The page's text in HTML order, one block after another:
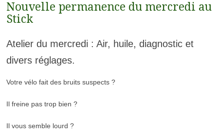
Nouvelle permanence du mercredi au
Stick
Atelier du mercredi : Air, huile, diagnostic et
divers réglages.
Votre vélo fait des bruits suspects ?
Il freine pas trop bien ?
Il vous semble lourd ?